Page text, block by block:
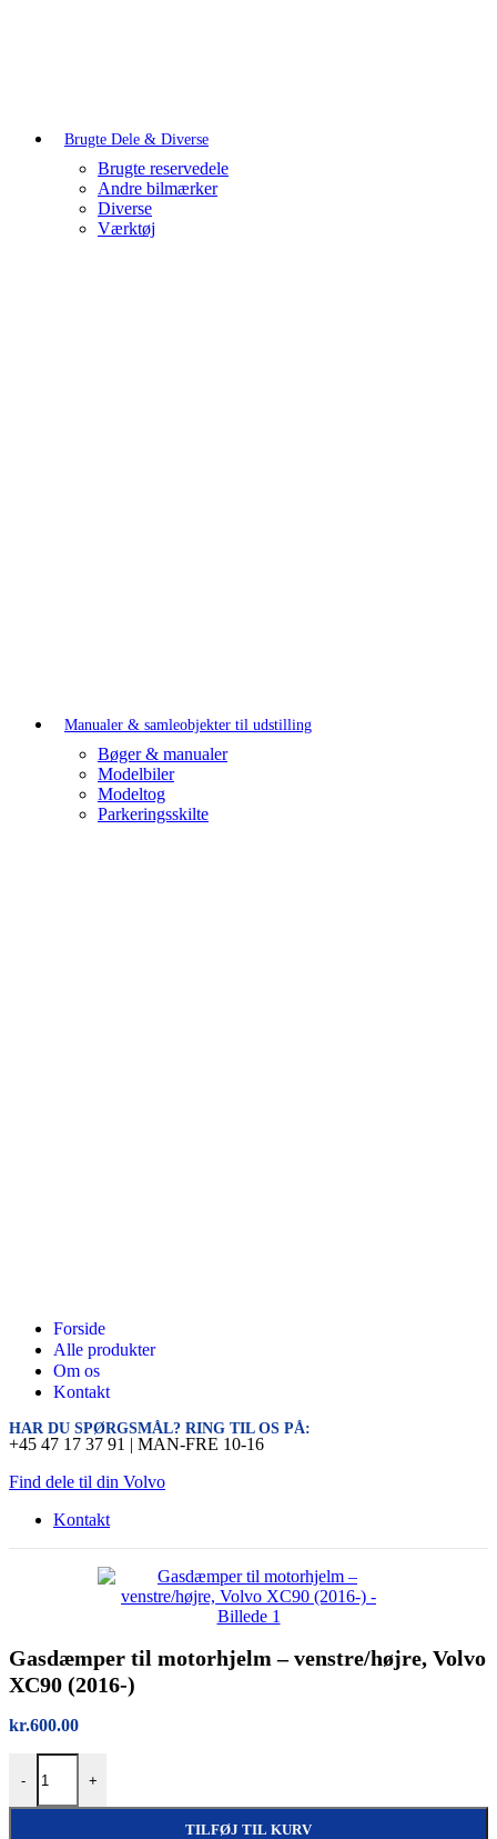
Brugte Dele & Diverse
Brugte reservedele
Andre bilmærker
Diverse
Værktøj
Manualer & samleobjekter til udstilling
Bøger & manualer
Modelbiler
Modeltog
Parkeringsskilte
Forside
Alle produkter
Om os
Kontakt
HAR DU SPØRGSMÅL? RING TIL OS PÅ:
+45 47 17 37 91 | MAN-FRE 10-16
Find dele til din Volvo
Kontakt
Gasdæmper til motorhjelm – venstre/højre, Volvo
XC90 (2016-)
kr.600.00
-
Gasdæmper til motorhjelm – venstre/højre, Volvo XC90 (2016-) antal
+
TILFØJ TIL KURV